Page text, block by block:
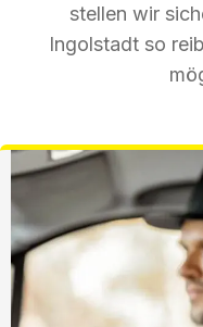
stellen wir
Ingolstadt so